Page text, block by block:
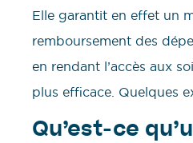
Elle garantit en effet un
remboursement des
en rendant l’accès aux
plus efficace. Quelques
Qu’est-ce